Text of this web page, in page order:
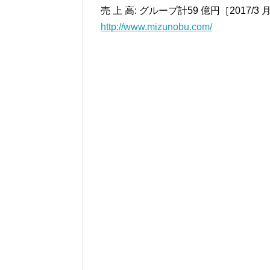
売 上 高: グループ計59 億円［2017/3
http://www.mizunobu.com/